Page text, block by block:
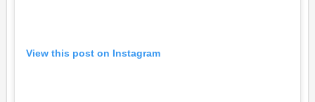
View this post on Instagram